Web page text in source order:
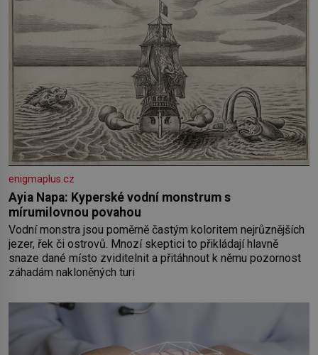
enigmaplus.cz
Ayia Napa: Kyperské vodní monstrum s
mírumilovnou povahou
Vodní monstra jsou poměrně častým koloritem nejrůznějších
jezer, řek či ostrovů. Mnozí skeptici to přikládají hlavně
snaze dané místo zviditelnit a přitáhnout k němu pozornost
záhadám nakloněných turi